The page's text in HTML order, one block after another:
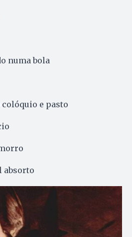
numa bola
colóquio e pasto
absorto